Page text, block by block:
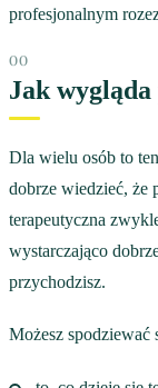
profesjonalnym
Jak wygląda
Dla wielu osób to
dobrze wiedzieć, że
terapeutyczna
wystarczająco
przychodzisz.
Możesz spodziewać